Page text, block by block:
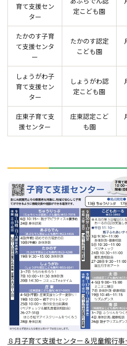
育て支援セン
ター
定こども園
たかのす子育
て支援センタ
ー
たかのす認定
こども園
しょうがわ子
育て支援セン
ター
しょうがわ認
定こども園
庄東子育て支
援センター
庄東認定こど
も園
８月子育て支援センター＆児童館行